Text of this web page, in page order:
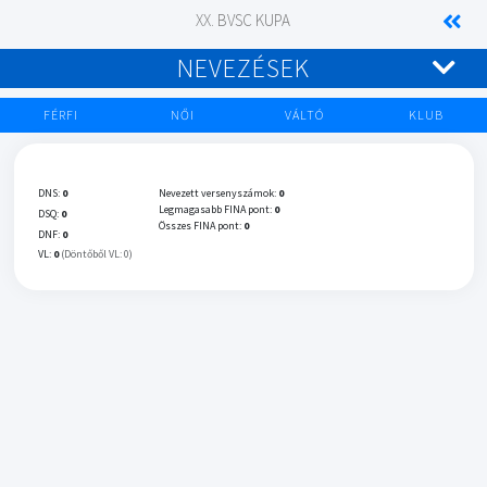
XX. BVSC KUPA
NEVEZÉSEK
FÉRFI NŐI VÁLTÓ KLUB
DNS: 0
DSQ: 0
DNF: 0
VL: 0 (Döntőből VL: 0)
Nevezett versenyszámok: 0
Legmagasabb FINA pont: 0
Összes FINA pont: 0